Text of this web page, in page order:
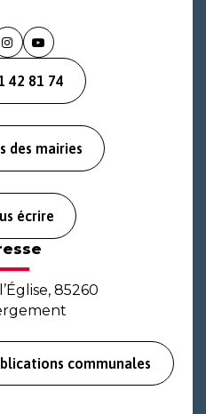
Lien
le
compte
Lien
la
chaîne
42 81 74
des mairies
écrire
85260
communales